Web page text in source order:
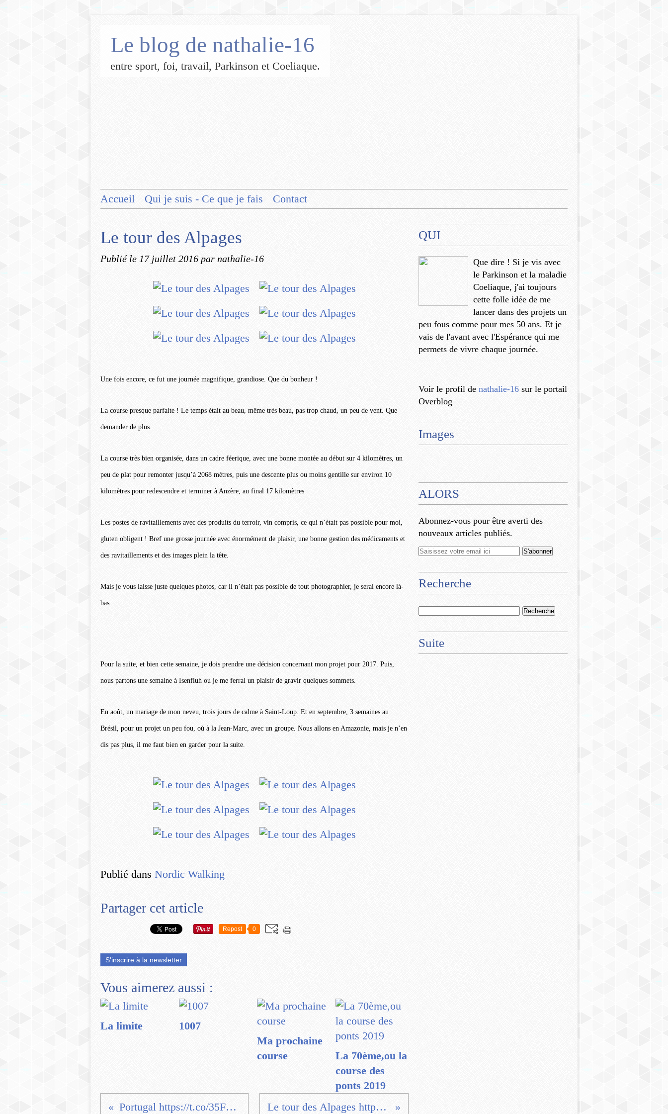
Le blog de nathalie-16
entre sport, foi, travail, Parkinson et Coeliaque.
Accueil Qui je suis - Ce que je fais Contact
Le tour des Alpages
Publié le 17 juillet 2016 par nathalie-16
Une fois encore, ce fut une journée magnifique, grandiose. Que du bonheur !
La course presque parfaite ! Le temps était au beau, même très beau, pas trop chaud, un peu de vent. Que
demander de plus.
La course très bien organisée, dans un cadre féerique, avec une bonne montée au début sur 4 kilomètres, un
peu de plat pour remonter jusqu’à 2068 mètres, puis une descente plus ou moins gentille sur environ 10
kilomètres pour redescendre et terminer à Anzère, au final 17 kilomètres
Les postes de ravitaillements avec des produits du terroir, vin compris, ce qui n’était pas possible pour moi,
gluten obligent ! Bref une grosse journée avec énormément de plaisir, une bonne gestion des médicaments et
des ravitaillements et des images plein la tête.
Mais je vous laisse juste quelques photos, car il n’était pas possible de tout photographier, je serai encore là-
bas.
Pour la suite, et bien cette semaine, je dois prendre une décision concernant mon projet pour 2017. Puis,
nous partons une semaine à Isenfluh ou je me ferrai un plaisir de gravir quelques sommets.
En août, un mariage de mon neveu, trois jours de calme à Saint-Loup. Et en septembre, 3 semaines au
Brésil, pour un projet un peu fou, où à la Jean-Marc, avec un groupe. Nous allons en Amazonie, mais je n’en
dis pas plus, il me faut bien en garder pour la suite.
Publié dans Nordic Walking
Partager cet article
Repost 0
S'inscrire à la newsletter
Vous aimerez aussi :
La limite
1007
Ma prochaine
course
La 70ème,ou la
course des
ponts 2019
Portugal https://t.co/35FZhg4bta #Rink-Hockey
Le tour des Alpages https://t.co/64MpDw0dEr...
QUI
Que dire ! Si je vis avec
le Parkinson et la maladie
Coeliaque, j'ai toujours
cette folle idée de me
lancer dans des projets un
peu fous comme pour mes 50 ans. Et je
vais de l'avant avec l'Espérance qui me
permets de vivre chaque journée.
Voir le profil de nathalie-16 sur le portail
Overblog
Images
ALORS
Abonnez-vous pour être averti des
nouveaux articles publiés.
Recherche
Suite